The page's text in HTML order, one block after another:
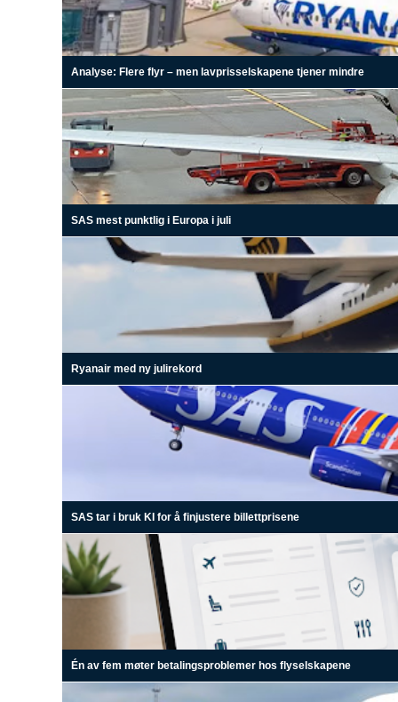
Analyse: Flere flyr – men lavprisselskapene tjener mindre
SAS mest punktlig i Europa i juli
Ryanair med ny julirekord
SAS tar i bruk KI for å finjustere billettprisene
Én av fem møter betalingsproblemer hos flyselskapene